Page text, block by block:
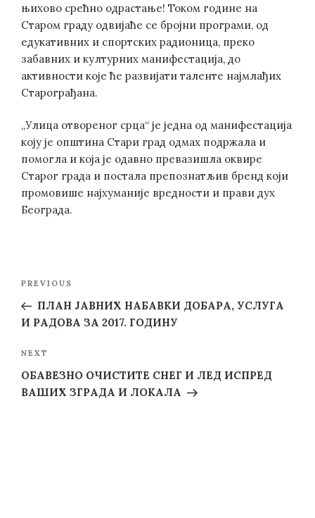
њихово срећно одрастање! Током године на
Старом граду одвијаће се бројни програми, од
едукативних и спортских радионица, преко
забавних и културних манифестација, до
активности које ће развијати таленте најмлађих
Старограђана.
„Улица отвореног срца“ је једна од манифестација
коју је општина Стари град одмах подржала и
помогла и која је одавно превазишла оквире
Старог града и постала препознатљив бренд који
промовише најхуманије вредности и прави дух
Београда.
Previous
Post
PREVIOUS
ПЛАН ЈАВНИХ НАБАВКИ ДОБАРА, УСЛУГА
И РАДОВА ЗА 2017. ГОДИНУ
Next
Post
NEXT
ОБАВЕЗНО ОЧИСТИТЕ СНЕГ И ЛЕД ИСПРЕД
ВАШИХ ЗГРАДА И ЛОКАЛА